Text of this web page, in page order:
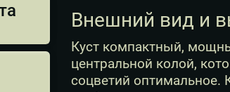
Внешний вид и
Куст компактный,
центральной колой,
соцветий оптимальное.